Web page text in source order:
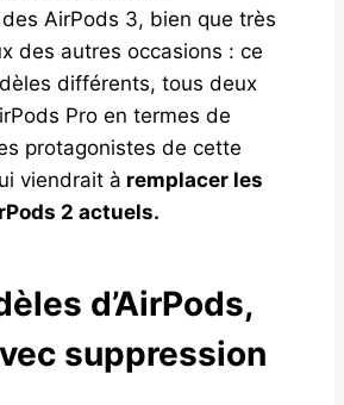
AirPods 3, bien que très
des autres occasions : ce
différents, tous deux
Pro en termes de
protagonistes de cette
viendrait à remplacer les
2 actuels.
d’AirPods,
suppression